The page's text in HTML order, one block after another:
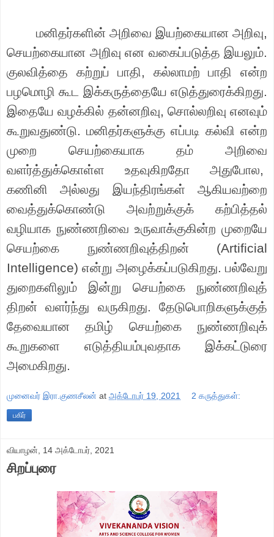
மனிதர்களின் அறிவை இயற்கையான அறிவு,
செயற்கையான அறிவு என வகைப்படுத்த இயலும்.
குலவித்தை கற்றுப் பாதி, கல்லாமற் பாதி என்ற
பழமொழி கூட இக்கருத்தையே எடுத்துரைக்கிறது.
இதையே வழக்கில் தன்னறிவு, சொல்லறிவு எனவும்
கூறுவதுண்டு. மனிதர்களுக்கு எப்படி கல்வி என்ற
முறை செயற்கையாக தம் அறிவை
வளர்த்துக்கொள்ள உதவுகிறதோ அதுபோல,
கணினி
அல்லது இயந்திரங்கள்
ஆகியவற்றை
வைத்துக்கொண்டு அவற்றுக்குக் கற்பித்தல்
வழியாக நுண்ணறிவை உருவாக்குகின்ற முறையே
செயற்கை நுண்ணறிவுத்திறன் (Artificial
Intelligence)என்று அழைக்கப்படுகிறது. பல்வேறு
துறைகளிலும் இன்று செயற்கை நுண்ணறிவுத்
திறன் வளர்ந்து வருகிறது. தேடுபொறிகளுக்குத்
தேவையானதமிழ் செயற்கை நுண்ணறிவுக்
கூறுகளை எடுத்தியம்புவதாக இக்கட்டுரை
அமைகிறது.
முனைவர் இரா.குணசீலன் at அக்டோபர் 19, 2021 2 கருத்துகள்:
பகிர்
வியாழன், 14 அக்டோபர், 2021
சிறப்புரை